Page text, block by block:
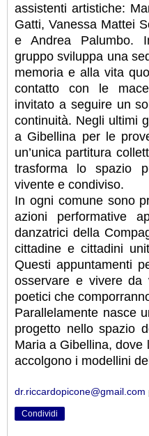
assistenti artistiche:
Gatti, Vanessa Mattei
e Andrea Palumbo.
gruppo sviluppa una
memoria e alla vita
contatto con le
invitato a seguire un
continuità. Negli ultimi
a Gibellina per le
un’unica partitura
trasforma lo spazio
vivente e condiviso.
In ogni comune sono
azioni performative
danzatrici della
cittadine e cittadini
Questi appuntamenti
osservare e vivere da
poetici che
Parallelamente nasce
progetto nello spazio
Maria a Gibellina, dove
accolgono i modellini
dr.riccardopicone@gmail.com
Condividi